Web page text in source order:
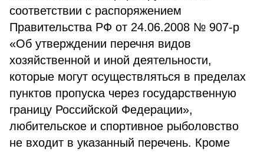
соответствии с распоряжением
Правительства РФ от 24.06.2008 № 907-р
«Об утверждении перечня видов
хозяйственной и иной деятельности,
которые могут осуществляться в пределах
пунктов пропуска через государственную
границу Российской Федерации»,
любительское и спортивное рыболовство
не входит в указанный перечень. Кроме